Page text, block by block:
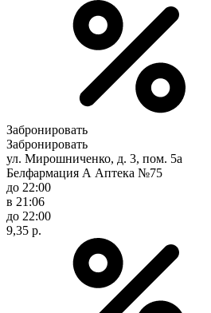
Забронировать
Забронировать
ул. Мирошниченко, д. 3, пом. 5а
Белфармация А Аптека №75
до 22:00
в 21:06
до 22:00
9,35 р.